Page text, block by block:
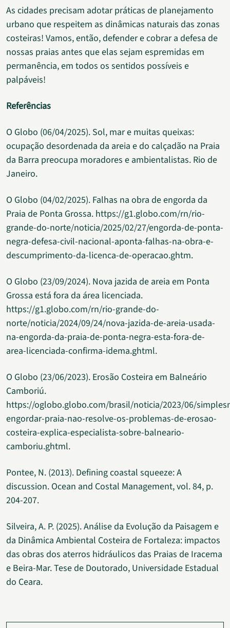
As cidades precisam adotar práticas de planejamento
urbano que respeitem as dinâmicas naturais das zonas
costeiras! Vamos, então, defender e cobrar a defesa de
nossas praias antes que elas sejam espremidas em
permanência, em todos os sentidos possíveis e
palpáveis!
Referências
O Globo (06/04/2025). Sol, mar e muitas queixas:
ocupação desordenada da areia e do calçadão na Praia
da Barra preocupa moradores e ambientalistas. Rio de
Janeiro.
O Globo (04/02/2025). Falhas na obra de engorda da
Praia de Ponta Grossa. https://g1.globo.com/rn/rio-
grande-do-norte/noticia/2025/02/27/engorda-de-ponta-
negra-defesa-civil-nacional-aponta-falhas-na-obra-e-
descumprimento-da-licenca-de-operacao.ghtm.
O Globo (23/09/2024). Nova jazida de areia em Ponta
Grossa está fora da área licenciada.
https://g1.globo.com/rn/rio-grande-do-
norte/noticia/2024/09/24/nova-jazida-de-areia-usada-
na-engorda-da-praia-de-ponta-negra-esta-fora-de-
area-licenciada-confirma-idema.ghtml.
O Globo (23/06/2023). Erosão Costeira em Balneário
Camboriú.
https://oglobo.globo.com/brasil/noticia/2023/06/
engordar-praia-nao-resolve-os-problemas-de-erosao-
costeira-explica-especialista-sobre-balneario-
camboriu.ghtml.
Pontee, N. (2013). Defining coastal squeeze: A
discussion. Ocean and Costal Management, vol. 84, p.
204-207.
Silveira, A. P. (2025). Análise da Evolução da Paisagem e
da Dinâmica Ambiental Costeira de Fortaleza: impactos
das obras dos aterros hidráulicos das Praias de Iracema
e Beira-Mar. Tese de Doutorado, Universidade Estadual
do Ceara.